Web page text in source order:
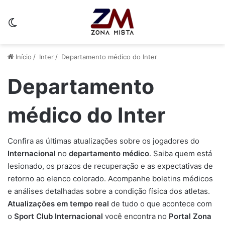
Início / Inter / Departamento médico do Inter
Departamento
médico do Inter
Confira as últimas atualizações sobre os jogadores do
Internacional no departamento médico. Saiba quem está
lesionado, os prazos de recuperação e as expectativas de
retorno ao elenco colorado. Acompanhe boletins médicos
e análises detalhadas sobre a condição física dos atletas.
Atualizações em tempo real de tudo o que acontece com
o Sport Club Internacional você encontra no Portal Zona